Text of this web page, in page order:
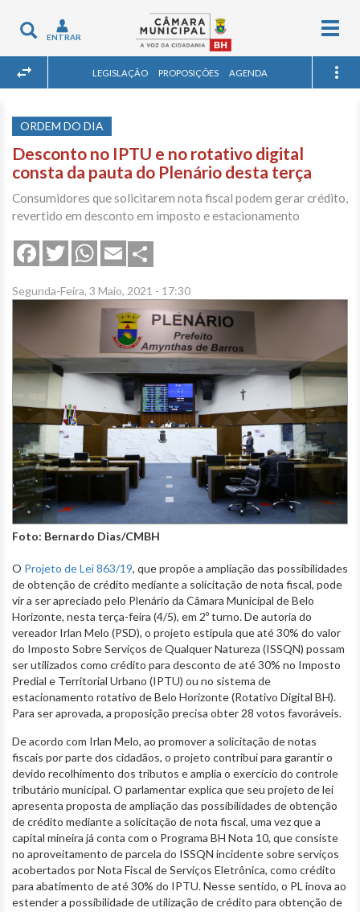
Toggle
navigation
ENTRAR
LEGISLAÇÃO PROPOSIÇÕES AGENDA
ORDEM DO DIA
Desconto no IPTU e no rotativo digital
consta da pauta do Plenário desta terça
Consumidores que solicitarem nota fiscal podem gerar crédito,
revertido em desconto em imposto e estacionamento
FacebookTwitterWhatsApp
Email
Segunda-Feira, 3 Maio, 2021 - 17:30
Foto: Bernardo Dias/CMBH
O Projeto de Lei 863/19, que propõe a ampliação das possibilidades
de obtenção de crédito mediante a solicitação de nota fiscal, pode
vir a ser apreciado pelo Plenário da Câmara Municipal de Belo
Horizonte, nesta terça-feira (4/5), em 2º turno. De autoria do
vereador Irlan Melo (PSD), o projeto estipula que até 30% do valor
do Imposto Sobre Serviços de Qualquer Natureza (ISSQN) possam
ser utilizados como crédito para desconto de até 30% no Imposto
Predial e Territorial Urbano (IPTU) ou no sistema de
estacionamento rotativo de Belo Horizonte (Rotativo Digital BH).
Para ser aprovada, a proposição precisa obter 28 votos favoráveis.
De acordo com Irlan Melo, ao promover a solicitação de notas
fiscais por parte dos cidadãos, o projeto contribui para garantir o
devido recolhimento dos tributos e amplia o exercício do controle
tributário municipal. O parlamentar explica que seu projeto de lei
apresenta proposta de ampliação das possibilidades de obtenção
de crédito mediante a solicitação de nota fiscal, uma vez que a
capital mineira já conta com o Programa BH Nota 10, que consiste
no aproveitamento de parcela do ISSQN incidente sobre serviços
acobertados por Nota Fiscal de Serviços Eletrônica, como crédito
para abatimento de até 30% do IPTU. Nesse sentido, o PL inova ao
estender a possibilidade de utilização de crédito para obtenção de